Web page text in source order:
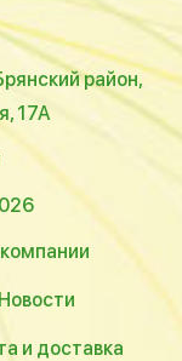
район,
17А
Новости
и доставка